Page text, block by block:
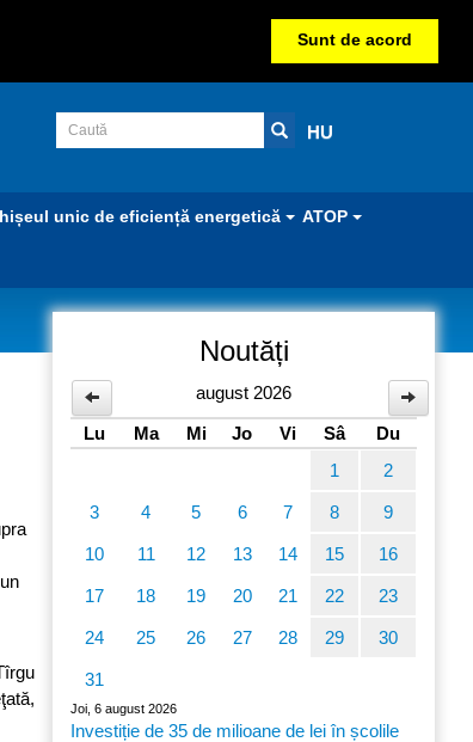
Sunt de acord
HU
unic de eficiență energetică ATOP
Noutăți
august 2026
Lu
Ma Mi Jo Vi Sâ
Du
1
2
3 4 5 6 7 8 9
10 11 12 13 14 15 16
17 18 19 20 21 22 23
24 25 26 27 28 29 30
31
Joi, 6 august 2026
Investiție de 35 de milioane de lei în școlile